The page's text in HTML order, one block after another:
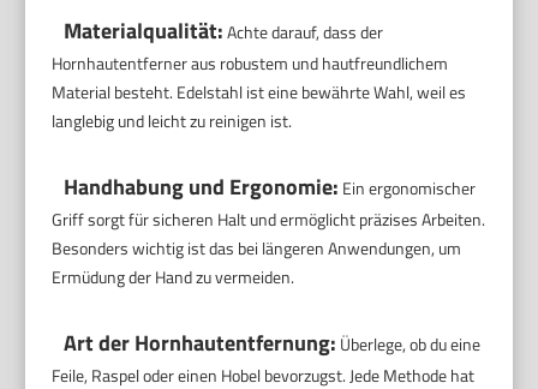
Materialqualität:Achte darauf, dass der
Hornhautentferner aus robustem und hautfreundlichem
Material besteht. Edelstahl ist eine bewährte Wahl, weil es
langlebig und leicht zu reinigen ist.
Handhabung und Ergonomie: Ein ergonomischer
Griff sorgt für sicheren Halt und ermöglicht präzises Arbeiten.
Besonders wichtig ist das bei längeren Anwendungen, um
Ermüdung der Hand zu vermeiden.
Art der Hornhautentfernung: Überlege, ob du eine
Feile, Raspel oder einen Hobel bevorzugst. Jede Methode hat